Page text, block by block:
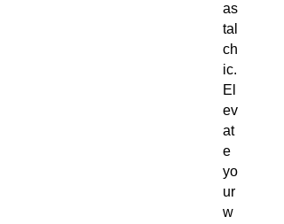
as
tal
ch
ic.
El
ev
at
e
yo
ur
w